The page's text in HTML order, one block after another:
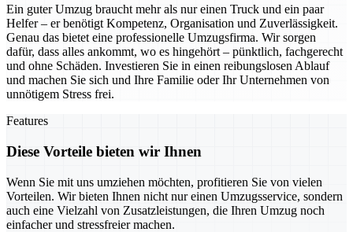
Ein guter Umzug braucht mehr als nur einen Truck und ein paar
Helfer – er benötigt Kompetenz, Organisation und Zuverlässigkeit.
Genau das bietet eine professionelle Umzugsfirma. Wir sorgen
dafür, dass alles ankommt, wo es hingehört – pünktlich, fachgerecht
und ohne Schäden. Investieren Sie in einen reibungslosen Ablauf
und machen Sie sich und Ihre Familie oder Ihr Unternehmen von
unnötigem Stress frei.
Features
Diese Vorteile bieten wir Ihnen
Wenn Sie mit uns umziehen möchten, profitieren Sie von vielen
Vorteilen. Wir bieten Ihnen nicht nur einen Umzugsservice, sondern
auch eine Vielzahl von Zusatzleistungen, die Ihren Umzug noch
einfacher und stressfreier machen.